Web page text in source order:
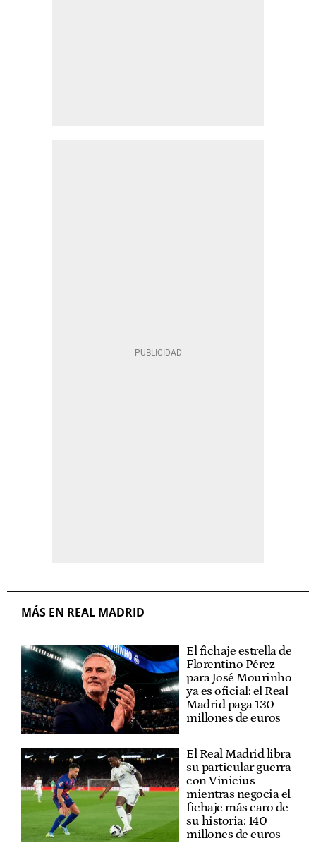
MÁS EN REAL MADRID
El fichaje estrella de
Florentino Pérez
para José Mourinho
ya es oficial: el Real
Madrid paga 130
millones de euros
El Real Madrid libra
su particular guerra
con Vinicius
mientras negocia el
fichaje más caro de
su historia: 140
millones de euros